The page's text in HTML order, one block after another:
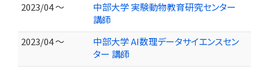
2023/04 ～
中部大学 実験動物教育研究センター
講師
2023/04 ～
中部大学 AI数理データサイエンスセン
ター 講師